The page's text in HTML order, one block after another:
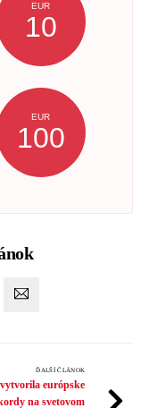
EUR
10
EUR
100
ĎALŠÍ ČLÁNOK
európske
na svetovom